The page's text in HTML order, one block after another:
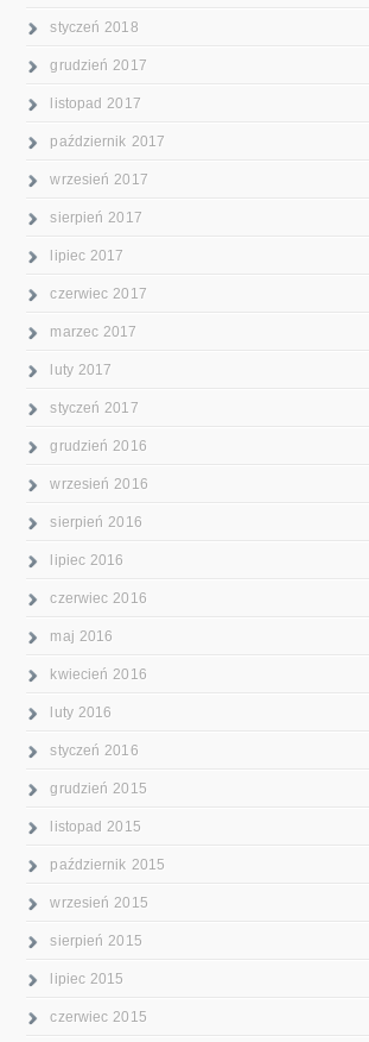
styczeń 2018
grudzień 2017
listopad 2017
październik 2017
wrzesień 2017
sierpień 2017
lipiec 2017
czerwiec 2017
marzec 2017
luty 2017
styczeń 2017
grudzień 2016
wrzesień 2016
sierpień 2016
lipiec 2016
czerwiec 2016
maj 2016
kwiecień 2016
luty 2016
styczeń 2016
grudzień 2015
listopad 2015
październik 2015
wrzesień 2015
sierpień 2015
lipiec 2015
czerwiec 2015